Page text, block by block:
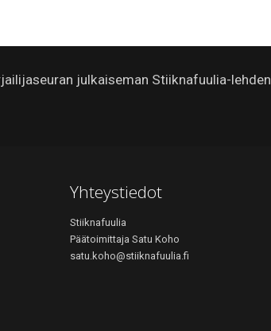
julkaiseman Stiiknafuulia-lehden
Yhteystiedot
Stiiknafuulia
Päätoimittaja Satu Koho
satu.koho@stiiknafuulia.fi